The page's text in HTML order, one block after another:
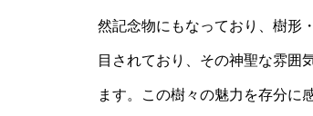
然記念物にもなっており、樹形
目されており、その神聖な雰囲
ます。この樹々の魅力を存分に